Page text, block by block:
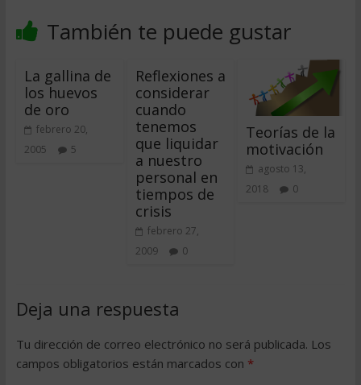
También te puede gustar
La gallina de
los huevos
de oro
febrero 20,
2005
5
Reflexiones a
considerar
cuando
tenemos
que liquidar
a nuestro
personal en
tiempos de
crisis
febrero 27,
2009
0
Teorías de la
motivación
agosto 13,
2018
0
Deja una respuesta
Tu dirección de correo electrónico no será publicada. Los
campos obligatorios están marcados con *